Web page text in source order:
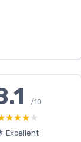
/10
Excellent